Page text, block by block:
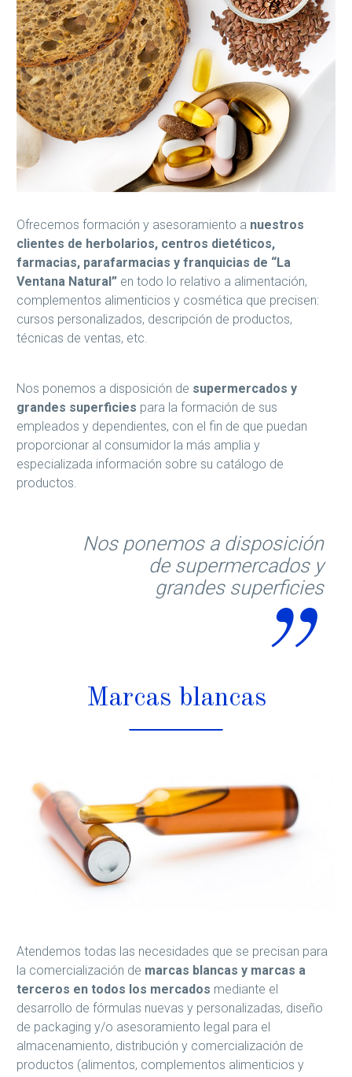
Ofrecemos formación y asesoramiento a nuestros
clientes de herbolarios, centros dietéticos,
farmacias, parafarmacias y franquicias de “La
Ventana Natural” en todo lo relativo a alimentación,
complementos alimenticios y cosmética que precisen:
cursos personalizados, descripción de productos,
técnicas de ventas, etc.
Nos ponemos a disposición de supermercados y
grandes superficies para la formación de sus
empleados y dependientes, con el fin de que puedan
proporcionar al consumidor la más amplia y
especializada información sobre su catálogo de
productos.
Nos ponemos a disposición
de supermercados y
grandes superficies
Marcas blancas
Atendemos todas las necesidades que se precisan para
la comercialización de marcas blancas y marcas a
terceros en todos los mercados mediante el
desarrollo de fórmulas nuevas y personalizadas, diseño
de packaging y/o asesoramiento legal para el
almacenamiento, distribución y comercialización de
productos (alimentos, complementos alimenticios y